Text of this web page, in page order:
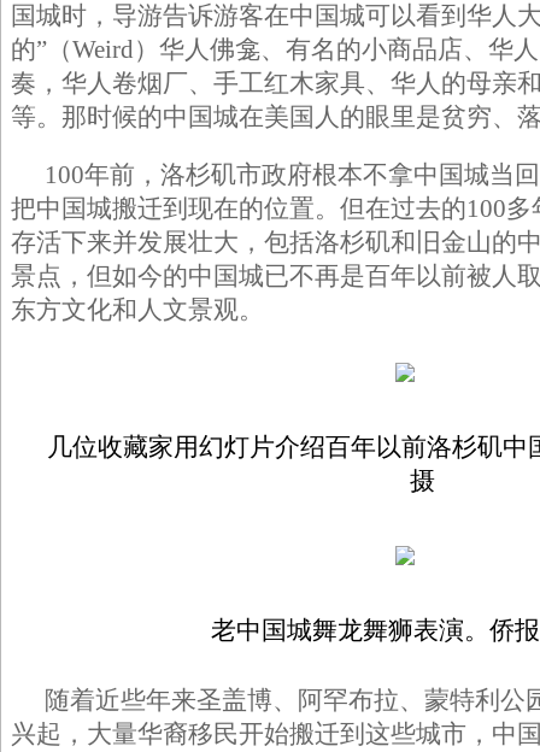
国城时，导游告诉游客在中国城可以看到华人
的”（Weird）华人佛龛、有名的小商品店、华
奏，华人卷烟厂、手工红木家具、华人的母亲
等。那时候的中国城在美国人的眼里是贫穷、
100年前，洛杉矶市政府根本不拿中国城当
把中国城搬迁到现在的位置。但在过去的100
存活下来并发展壮大，包括洛杉矶和旧金山的
景点，但如今的中国城已不再是百年以前被人
东方文化和人文景观。
几位收藏家用幻灯片介绍百年以前洛杉矶
摄
老中国城舞龙舞狮表演。侨
随着近些年来圣盖博、阿罕布拉、蒙特利公
兴起，大量华裔移民开始搬迁到这些城市，中